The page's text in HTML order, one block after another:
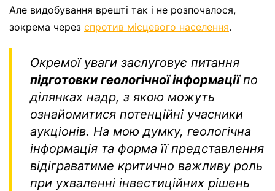
Але видобування врешті так і не розпочалося,
зокрема через спротив місцевого населення.
Окремої уваги заслуговує питання
підготовки геологічної інформаціїпо
ділянках надр, з якою можуть
ознайомитися потенційні учасники
аукціонів. На мою думку, геологічна
інформація та форма її представлення
відіграватиме критично важливу роль
при ухваленні інвестиційних рішень